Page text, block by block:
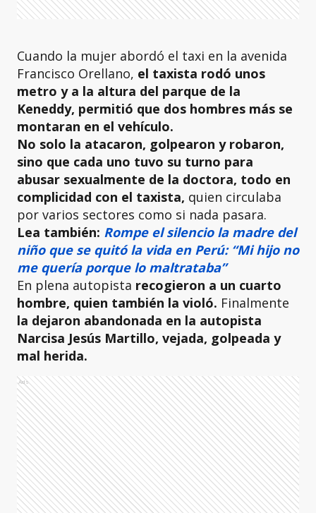
Cuando la mujer abordó el taxi en la avenida
Francisco Orellano, el taxista rodó unos
metro y a la altura del parque de la
Keneddy, permitió que dos hombres más se
montaran en el vehículo.
No solo la atacaron, golpearon y robaron,
sino que cada uno tuvo su turno para
abusar sexualmente de la doctora, todo en
complicidad con el taxista, quien circulaba
por varios sectores como si nada pasara.
Lea también: Rompe el silencio la madre del
niño que se quitó la vida en Perú: “Mi hijo no
me quería porque lo maltrataba”
En plena autopista recogieron a un cuarto
hombre, quien también la violó. Finalmente
la dejaron abandonada en la autopista
Narcisa Jesús Martillo, vejada, golpeada y
mal herida.
Ads